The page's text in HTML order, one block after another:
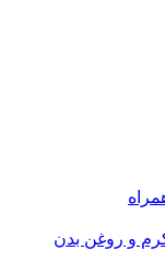
و روغن بدن